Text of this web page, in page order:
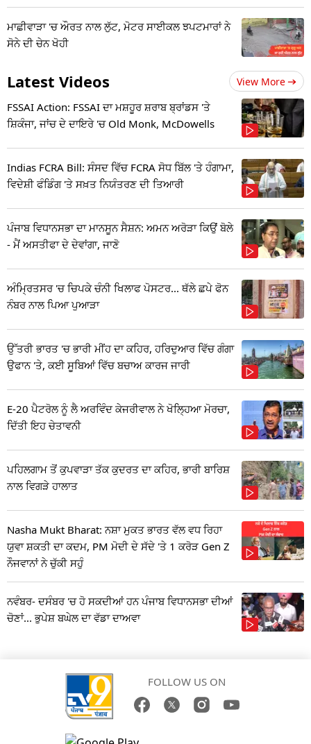
ਮਾਛੀਵਾੜਾ 'ਚ ਔਰਤ ਨਾਲ ਲੁੱਟ, ਮੋਟਰ ਸਾਈਕਲ ਝਪਟਮਾਰਾਂ ਨੇ
ਸੋਨੇ ਦੀ ਚੇਨ ਖੋਹੀ
Latest Videos View More
FSSAI Action: FSSAI ਦਾ ਮਸ਼ਹੂਰ ਸ਼ਰਾਬ ਬ੍ਰਾਂਡਸ 'ਤੇ
ਸ਼ਿਕੰਜਾ, ਜਾਂਚ ਦੇ ਦਾਇਰੇ 'ਚ Old Monk, McDowells
Indias FCRA Bill: ਸੰਸਦ ਵਿੱਚ FCRA ਸੋਧ ਬਿੱਲ 'ਤੇ ਹੰਗਾਮਾ,
ਵਿਦੇਸ਼ੀ ਫੰਡਿੰਗ 'ਤੇ ਸਖ਼ਤ ਨਿਯੰਤਰਣ ਦੀ ਤਿਆਰੀ
ਪੰਜਾਬ ਵਿਧਾਨਸਭਾ ਦਾ ਮਾਨਸੂਨ ਸੈਸ਼ਨ: ਅਮਨ ਅਰੋੜਾ ਕਿਉਂ ਬੋਲੇ
- ਮੈਂ ਅਸਤੀਫਾ ਦੇ ਦੇਵਾਂਗਾ, ਜਾਣੋ
ਅੰਮ੍ਰਿਤਸਰ 'ਚ ਚਿਪਕੇ ਚੰਨੀ ਖਿਲਾਫ ਪੋਸਟਰ... ਥੱਲੇ ਛਪੇ ਫੋਨ
ਨੰਬਰ ਨਾਲ ਪਿਆ ਪੁਆੜਾ
ਉੱਤਰੀ ਭਾਰਤ 'ਚ ਭਾਰੀ ਮੀਂਹ ਦਾ ਕਹਿਰ, ਹਰਿਦੁਆਰ ਵਿੱਚ ਗੰਗਾ
ਉਫਾਨ 'ਤੇ, ਕਈ ਸੂਬਿਆਂ ਵਿੱਚ ਬਚਾਅ ਕਾਰਜ ਜਾਰੀ
E-20 ਪੈਟਰੋਲ ਨੂੰ ਲੈ ਅਰਵਿੰਦ ਕੇਜਰੀਵਾਲ ਨੇ ਖੋਲ੍ਹਿਆ ਮੋਰਚਾ,
ਦਿੱਤੀ ਇਹ ਚੇਤਾਵਨੀ
ਪਹਿਲਗਾਮ ਤੋਂ ਕੁਪਵਾੜਾ ਤੱਕ ਕੁਦਰਤ ਦਾ ਕਹਿਰ, ਭਾਰੀ ਬਾਰਿਸ਼
ਨਾਲ ਵਿਗੜੇ ਹਾਲਾਤ
Nasha Mukt Bharat: ਨਸ਼ਾ ਮੁਕਤ ਭਾਰਤ ਵੱਲ ਵਧ ਰਿਹਾ
ਯੁਵਾ ਸ਼ਕਤੀ ਦਾ ਕਦਮ, PM ਮੋਦੀ ਦੇ ਸੱਦੇ 'ਤੇ 1 ਕਰੋੜ Gen Z
ਨੌਜਵਾਨਾਂ ਨੇ ਚੁੱਕੀ ਸਹੁੰ
ਨਵੰਬਰ- ਦਸੰਬਰ 'ਚ ਹੋ ਸਕਦੀਆਂ ਹਨ ਪੰਜਾਬ ਵਿਧਾਨਸਭਾ ਦੀਆਂ
ਚੋਣਾਂ... ਭੁਪੇਸ਼ ਬਘੇਲ ਦਾ ਵੱਡਾ ਦਾਅਵਾ
FOLLOW US ON